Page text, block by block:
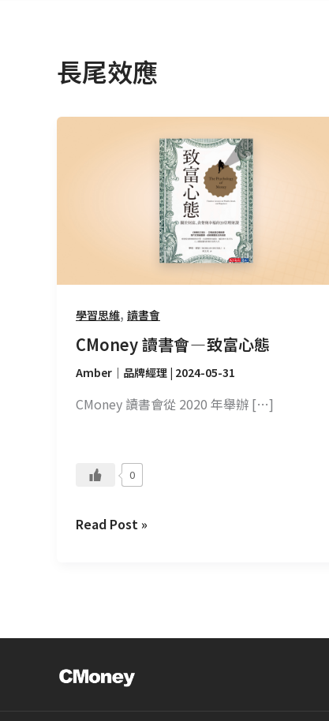
長尾效應
學習思維, 讀書會
CMoney 讀書會 — 致富心態
Amber｜品牌經理 | 2024-05-31
CMoney 讀書會從 2020 年舉辦 […]
0
態
Read Post »